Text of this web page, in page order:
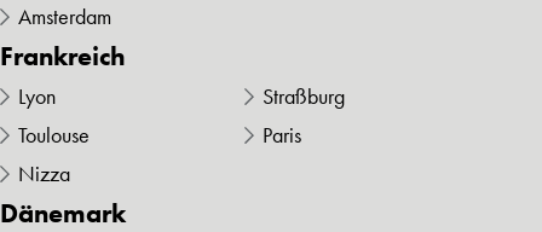
Amsterdam
Frankreich
Lyon
Straßburg
Toulouse
Paris
Nizza
Dänemark